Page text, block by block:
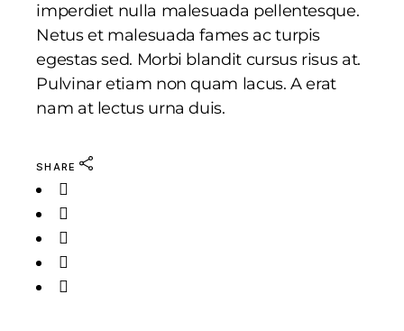
imperdiet nulla malesuada pellentesque.
Netus et malesuada fames ac turpis
egestas sed. Morbi blandit cursus risus at.
Pulvinar etiam non quam lacus. A erat
nam at lectus urna duis.
SHARE